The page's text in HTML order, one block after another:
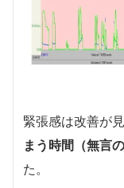
緊張感は改善が
まう時間（無言
た。